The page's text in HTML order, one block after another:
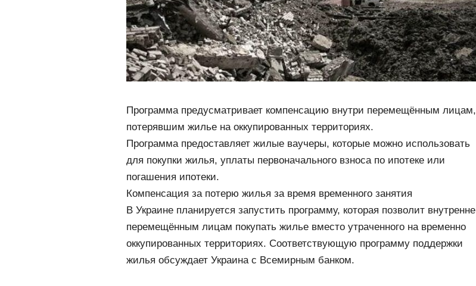
Программа предусматривает компенсацию внутри перемещённым лицам,
потерявшим жилье на оккупированных территориях.
Программа предоставляет жилые ваучеры, которые можно использовать
для покупки жилья, уплаты первоначального взноса по ипотеке или
погашения ипотеки.
Компенсация за потерю жилья за время временного занятия
В Украине планируется запустить программу, которая позволит внутренне
перемещённым лицам покупать жилье вместо утраченного на временно
оккупированных территориях. Соответствующую программу поддержки
жилья обсуждает Украина с Всемирным банком.